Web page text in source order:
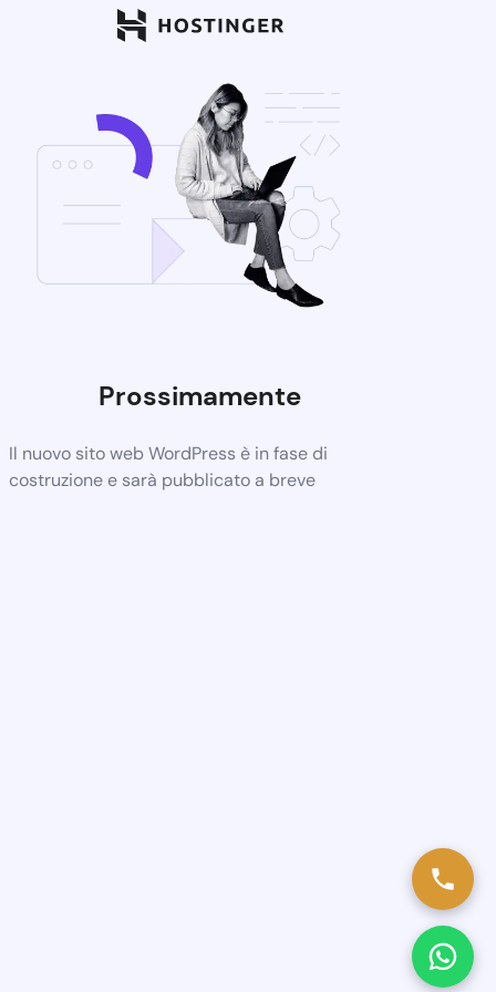
Prossimamente
Il nuovo sito web WordPress è in fase di
costruzione e sarà pubblicato a breve